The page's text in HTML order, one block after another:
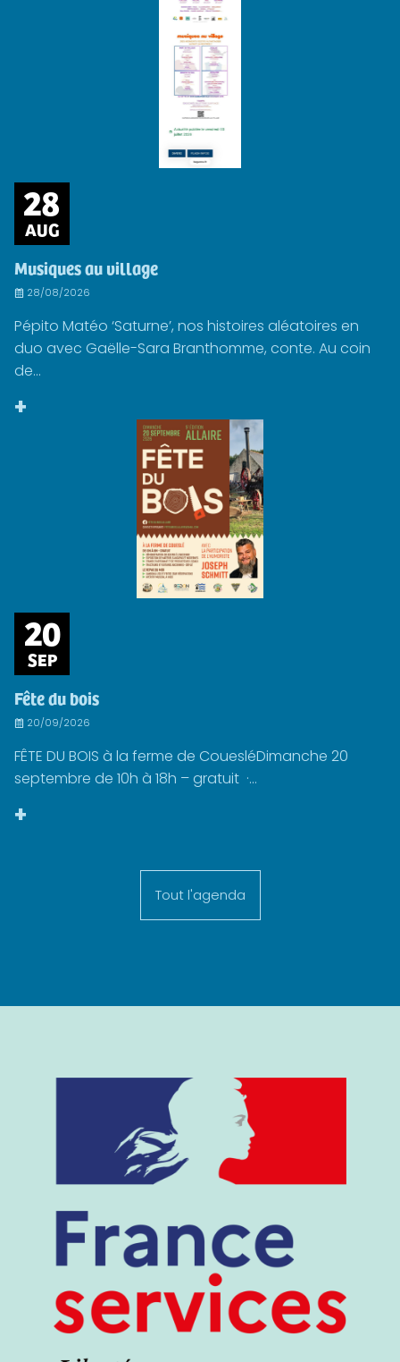
28
AUG
Musiques au village
28/08/2026
Pépito Matéo ‘Saturne’, nos histoires aléatoires en
duo avec Gaëlle-Sara Branthomme, conte. Au coin
de...
+
20
SEP
Fête du bois
20/09/2026
FÊTE DU BOIS à la ferme de CouesléDimanche 20
septembre de 10h à 18h – gratuit ·...
+
Tout l'agenda